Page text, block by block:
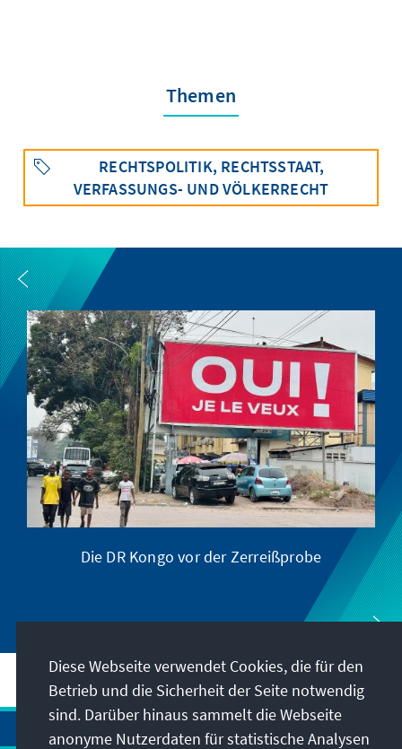
Themen
RECHTSPOLITIK, RECHTSSTAAT,
VERFASSUNGS- UND VÖLKERRECHT
Die DR Kongo vor der Zerreißprobe
Diese Webseite verwendet Cookies, die für den
Betrieb und die Sicherheit der Seite notwendig
sind. Darüber hinaus sammelt die Webseite
anonyme Nutzerdaten für statistische Analysen